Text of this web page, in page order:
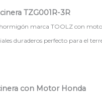
TZG001R-3R
marca TOOLZ con
duraderos perfecto para el
con Motor Honda